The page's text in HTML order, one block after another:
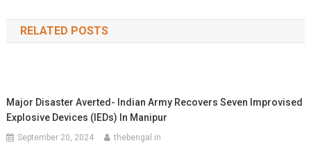
navigation
RELATED POSTS
Major Disaster Averted- Indian Army Recovers Seven Improvised
Explosive Devices (IEDs) In Manipur
September 20, 2024 thebengal.in